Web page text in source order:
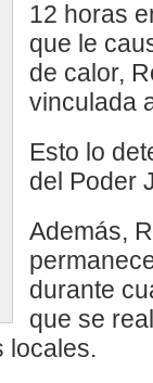
12 horas
que le
de calor,
vinculada
Esto lo
del Poder
Además,
durante
que se
locales.